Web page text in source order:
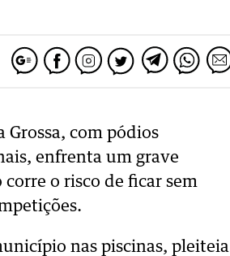
Grossa, com pódios
enfrenta um grave
o risco de ficar sem
nas piscinas, pleiteia